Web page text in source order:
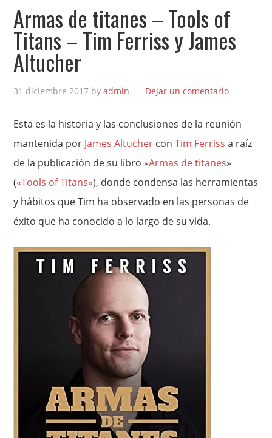
Armas de titanes – Tools of
Titans – Tim Ferriss y James
Altucher
31 diciembre 2017 byadmin Dejar un comentario
Esta es la historia y las conclusiones de la reunión
mantenida por James Altucher conTim Ferriss a raíz
de la publicación de su libro «Armas de titanes»
(«Tools of Titans»), donde condensa las herramientas
y hábitos que Tim ha observado en las personas de
éxito que ha conocido a lo largo de su vida.